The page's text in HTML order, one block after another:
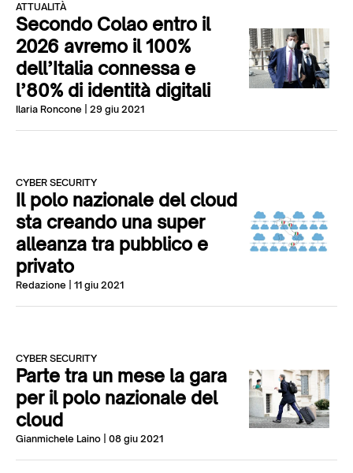
ATTUALITÀ
Secondo Colao entro il
2026 avremo il 100%
dell’Italia connessa e
l’80% di identità digitali
Ilaria Roncone | 29 giu 2021
CYBER SECURITY
Il polo nazionale del cloud
sta creando una super
alleanza tra pubblico e
privato
Redazione | 11 giu 2021
CYBER SECURITY
Parte tra un mese la gara
per il polo nazionale del
cloud
Gianmichele Laino | 08 giu 2021